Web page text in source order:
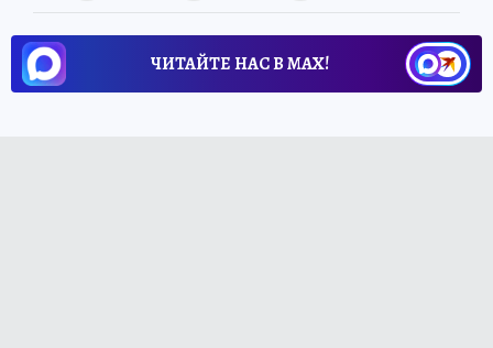
ЧИТАЙТЕ НАС В МАХ!